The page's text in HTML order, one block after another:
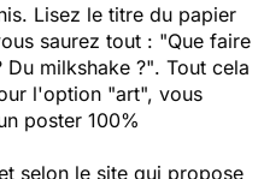
Lisez le titre du papier
saurez tout : "Que faire
milkshake ?". Tout cela
l'option "art", vous
poster 100%
selon le site qui propose